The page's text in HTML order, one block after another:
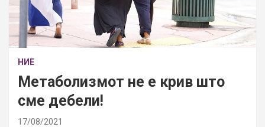
НИЕ
Метаболизмот не е крив што
сме дебели!
17/08/2021